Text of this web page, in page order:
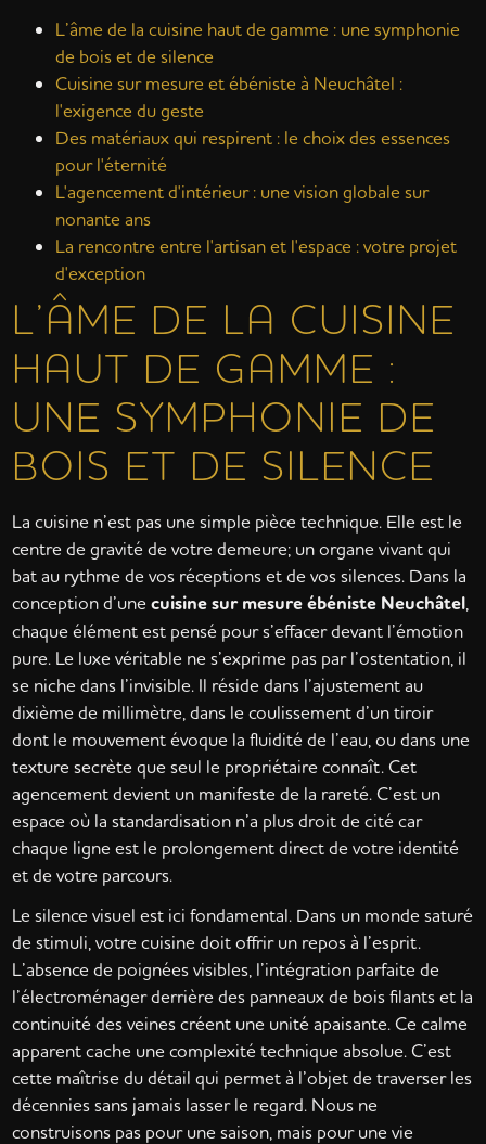
L’âme de la cuisine haut de gamme : une symphonie
de bois et de silence
Cuisine sur mesure et ébéniste à Neuchâtel :
l'exigence du geste
Des matériaux qui respirent : le choix des essences
pour l'éternité
L'agencement d'intérieur : une vision globale sur
nonante ans
La rencontre entre l'artisan et l'espace : votre projet
d'exception
L’ÂME DE LA CUISINE
HAUT DE GAMME :
UNE SYMPHONIE DE
BOIS ET DE SILENCE
La cuisine n’est pas une simple pièce technique. Elle est le
centre de gravité de votre demeure; un organe vivant qui
bat au rythme de vos réceptions et de vos silences. Dans la
conception d’unecuisine sur mesure ébéniste Neuchâtel
chaque élément est pensé pour s’effacer devant l’émotion
pure. Le luxe véritable ne s’exprime pas par l’ostentation, il
se niche dans l’invisible. Il réside dans l’ajustement au
dixième de millimètre, dans le coulissement d’un tiroir
dont le mouvement évoque la fluidité de l’eau, ou dans une
texture secrète que seul le propriétaire connaît. Cet
agencement devient un manifeste de la rareté. C’est un
espace où la standardisation n’a plus droit de cité car
chaque ligne est le prolongement direct de votre identité
et de votre parcours.
Le silence visuel est ici fondamental. Dans un monde saturé
de stimuli, votre cuisine doit offrir un repos à l’esprit.
L’absence de poignées visibles, l’intégration parfaite de
l’électroménager derrière des panneaux de bois filants et la
continuité des veines créent une unité apaisante. Ce calme
apparent cache une complexité technique absolue. C’est
cette maîtrise du détail qui permet à l’objet de traverser les
décennies sans jamais lasser le regard. Nous ne
construisons pas pour une saison, mais pour une vie